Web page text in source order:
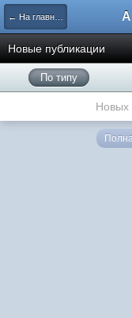
← На главную
Новые публикации
По типу
Новых